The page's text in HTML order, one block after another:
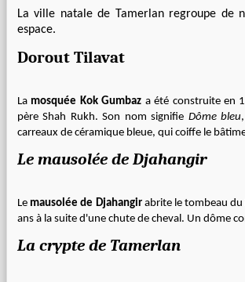
La ville natale de Tamerlan regroupe de
espace.
Dorout Tilavat
La mosquée Kok Gumbaz a été construite en
père Shah Rukh. Son nom signifie Dôme bleu
carreaux de céramique bleue, qui coiffe le
Le mausolée de Djahangir
Le mausolée de Djahangirabrite le tombeau du
ans à la suite d'une chute de cheval. Un dôme
La crypte de Tamerlan